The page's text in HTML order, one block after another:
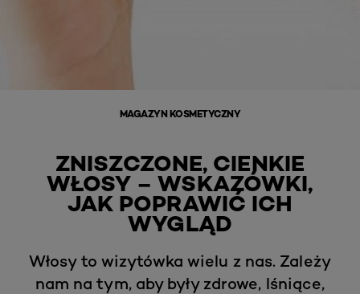
MAGAZYN KOSMETYCZNY
ZNISZCZONE, CIENKIE
WŁOSY – WSKAZÓWKI,
JAK POPRAWIĆ ICH
WYGLĄD
Włosy to wizytówka wielu z nas. Zależy
nam na tym, aby były zdrowe, lśniące,